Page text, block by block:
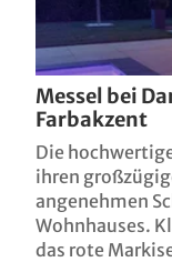
Messel bei
Farbakzent
Die
ihren
angenehmen
Wohnhauses.
das rote